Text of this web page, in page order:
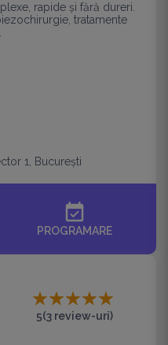
rapide și fără dureri.
tratamente
1, București
event_available
PROGRAMARE
5(3 review-uri)